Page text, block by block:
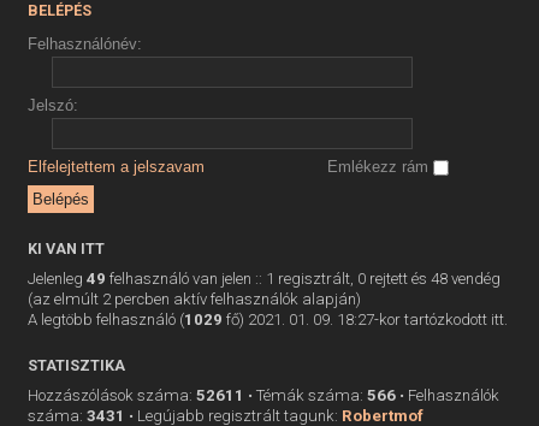
BELÉPÉS
Felhasználónév:
Jelszó:
Elfelejtettem a jelszavam Emlékezz rám
KI VAN ITT
Jelenleg 49 felhasználó van jelen :: 1 regisztrált, 0 rejtett és 48 vendég
(az elmúlt 2 percben aktív felhasználók alapján)
A legtöbb felhasználó (1029 fő) 2021. 01. 09. 18:27-kor tartózkodott itt.
STATISZTIKA
Hozzászólások száma: 52611 • Témák száma: 566• Felhasználók
száma: 3431 • Legújabb regisztrált tagunk: Robertmof